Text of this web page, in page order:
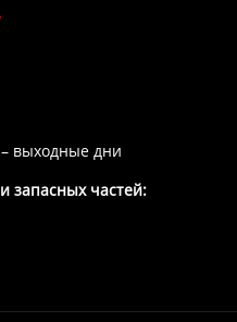
выходные дни
запасных частей: